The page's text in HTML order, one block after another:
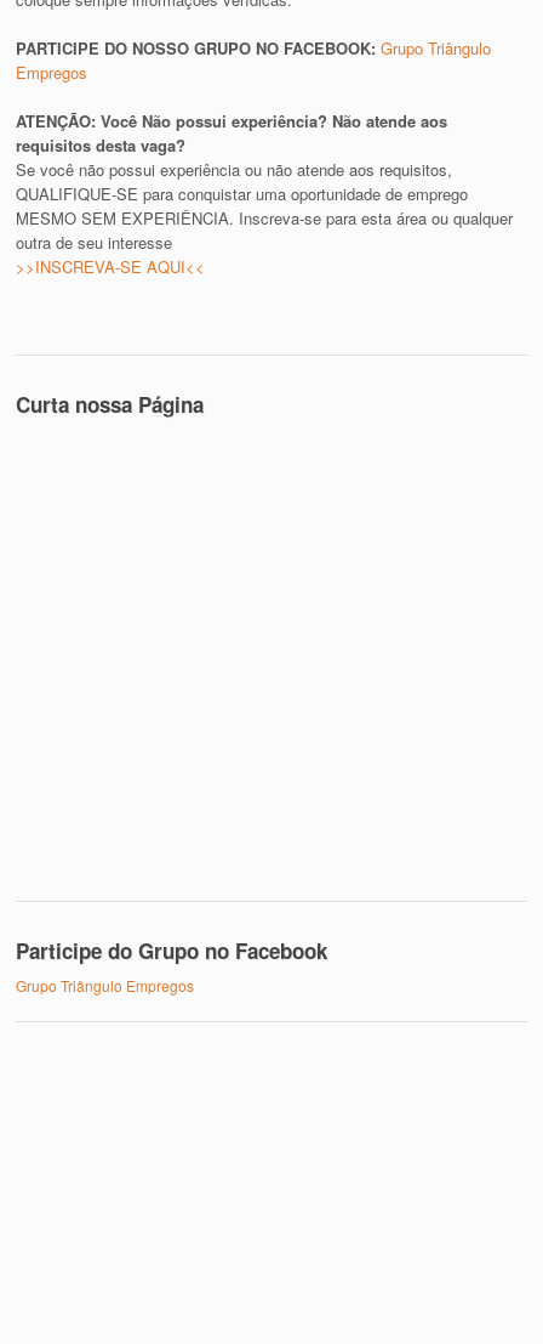
PARTICIPE DO NOSSO GRUPO NO FACEBOOK:Grupo Triângulo
Empregos
ATENÇÃO: Você Não possui experiência? Não atende aos
requisitos desta vaga?
Se você não possui experiência ou não atende aos requisitos,
QUALIFIQUE-SE para conquistar uma oportunidade de emprego
MESMO SEM EXPERIÊNCIA. Inscreva-se para esta área ou qualquer
outra de seu interesse
>>INSCREVA-SE AQUI<<
Curta nossa Página
Participe do Grupo no Facebook
Grupo Triângulo Empregos